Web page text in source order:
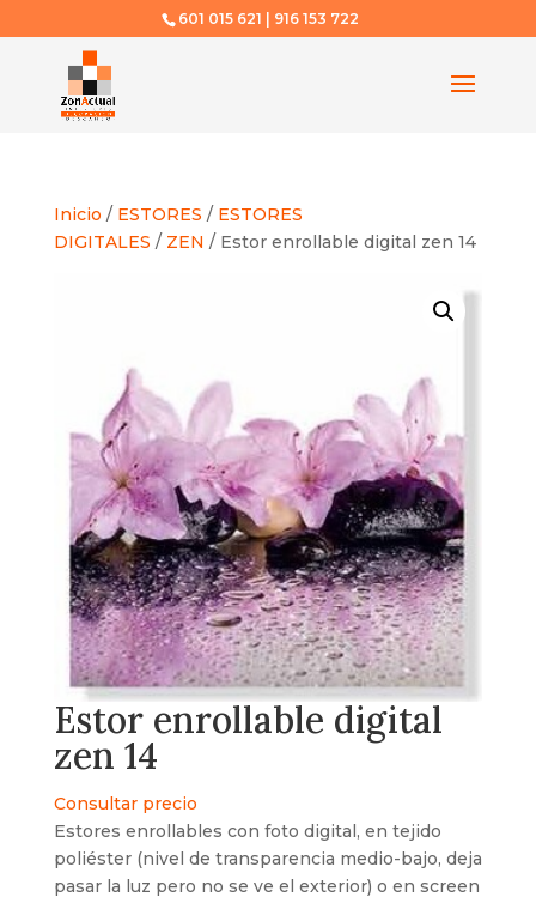
601 015 621 | 916 153 722
Inicio / ESTORES / ESTORES
DIGITALES / ZEN / Estor enrollable digital zen 14
Estor enrollable digital
zen 14
Consultar precio
Estores enrollables con foto digital, en tejido
poliéster (nivel de transparencia medio-bajo, deja
pasar la luz pero no se ve el exterior) o en screen